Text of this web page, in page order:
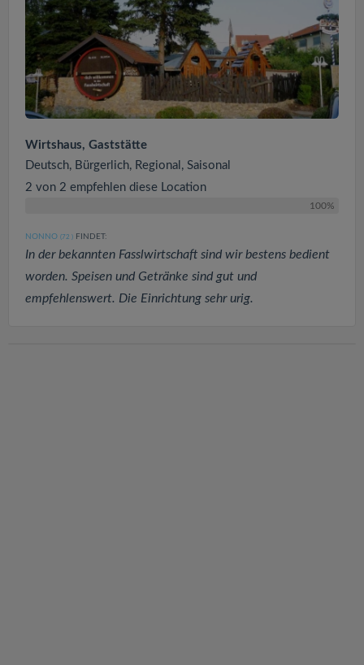
Wirtshaus, Gaststätte
Deutsch, Bürgerlich, Regional, Saisonal
2 von 2 empfehlen diese Location
100%
NONNO (72 ) FINDET:
In der bekannten Fasslwirtschaft sind wir bestens bedient
worden. Speisen und Getränke sind gut und
empfehlenswert. Die Einrichtung sehr urig.